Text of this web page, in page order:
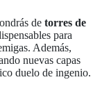
de torres de
para
Además,
nuevas capas
duelo de ingenio.